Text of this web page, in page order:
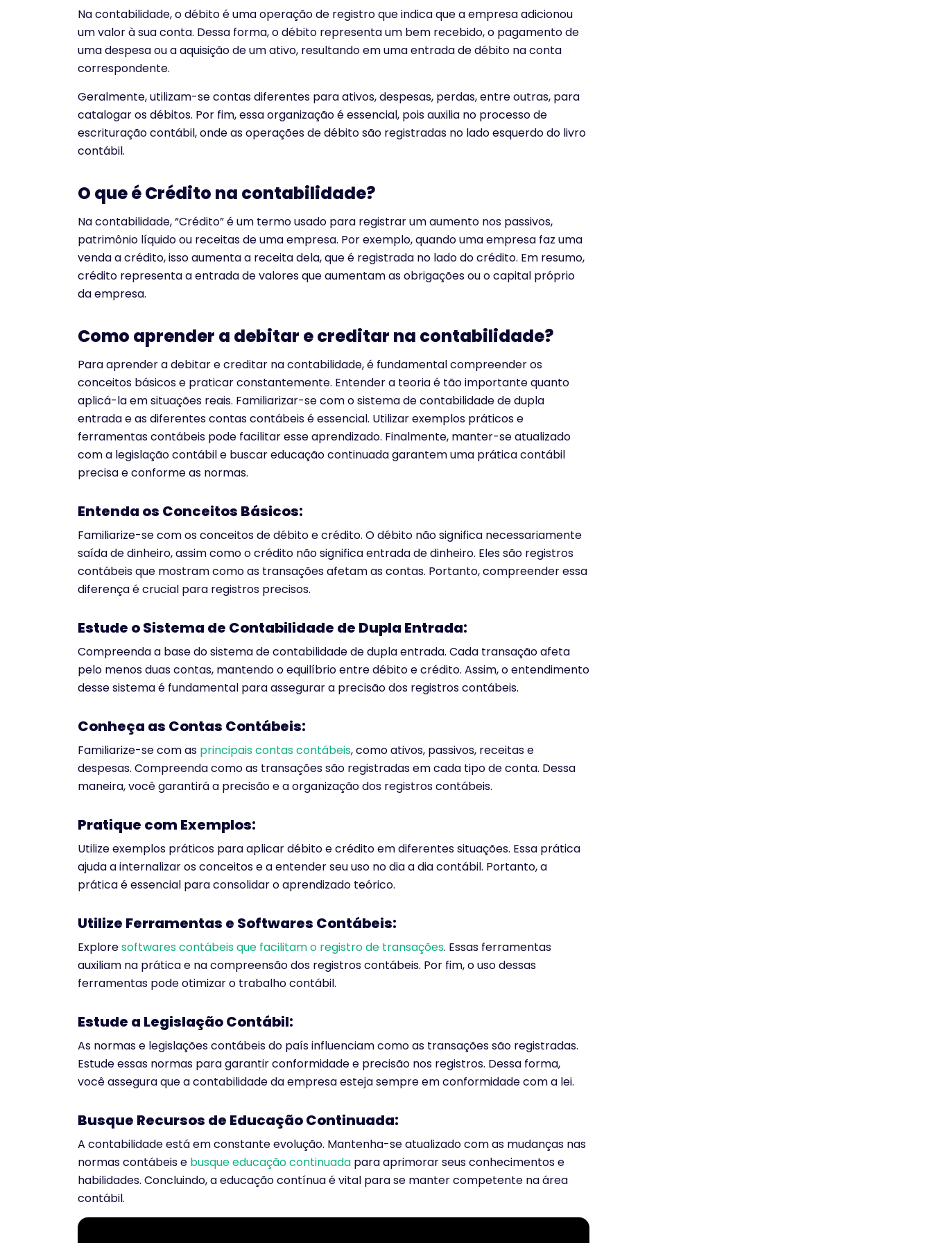
Na contabilidade, o débito é uma operação de registro que indica que a empresa adicionou
um valor à sua conta. Dessa forma, o débito representa um bem recebido, o pagamento de
uma despesa ou a aquisição de um ativo, resultando em uma entrada de débito na conta
correspondente.
Geralmente, utilizam-se contas diferentes para ativos, despesas, perdas, entre outras, para
catalogar os débitos. Por fim, essa organização é essencial, pois auxilia no processo de
escrituração contábil, onde as operações de débito são registradas no lado esquerdo do livro
contábil.
O que é Crédito na contabilidade?
Na contabilidade, “Crédito” é um termo usado para registrar um aumento nos passivos,
patrimônio líquido ou receitas de uma empresa. Por exemplo, quando uma empresa faz uma
venda a crédito, isso aumenta a receita dela, que é registrada no lado do crédito. Em resumo,
crédito representa a entrada de valores que aumentam as obrigações ou o capital próprio
da empresa.
Como aprender a debitar e creditar na contabilidade?
Para aprender a debitar e creditar na contabilidade, é fundamental compreender os
conceitos básicos e praticar constantemente. Entender a teoria é tão importante quanto
aplicá-la em situações reais. Familiarizar-se com o sistema de contabilidade de dupla
entrada e as diferentes contas contábeis é essencial. Utilizar exemplos práticos e
ferramentas contábeis pode facilitar esse aprendizado. Finalmente, manter-se atualizado
com a legislação contábil e buscar educação continuada garantem uma prática contábil
precisa e conforme as normas.
Entenda os Conceitos Básicos:
Familiarize-se com os conceitos de débito e crédito. O débito não significa necessariamente
saída de dinheiro, assim como o crédito não significa entrada de dinheiro. Eles são registros
contábeis que mostram como as transações afetam as contas. Portanto, compreender essa
diferença é crucial para registros precisos.
Estude o Sistema de Contabilidade de Dupla Entrada:
Compreenda a base do sistema de contabilidade de dupla entrada. Cada transação afeta
pelo menos duas contas, mantendo o equilíbrio entre débito e crédito. Assim, o entendimento
desse sistema é fundamental para assegurar a precisão dos registros contábeis.
Conheça as Contas Contábeis:
Familiarize-se com as principais contas contábeis, como ativos, passivos, receitas e
despesas. Compreenda como as transações são registradas em cada tipo de conta. Dessa
maneira, você garantirá a precisão e a organização dos registros contábeis.
Pratique com Exemplos:
Utilize exemplos práticos para aplicar débito e crédito em diferentes situações. Essa prática
ajuda a internalizar os conceitos e a entender seu uso no dia a dia contábil. Portanto, a
prática é essencial para consolidar o aprendizado teórico.
Utilize Ferramentas e Softwares Contábeis:
Exploresoftwares contábeis que facilitam o registro de transações. Essas ferramentas
auxiliam na prática e na compreensão dos registros contábeis. Por fim, o uso dessas
ferramentas pode otimizar o trabalho contábil.
Estude a Legislação Contábil:
As normas e legislações contábeis do país influenciam como as transações são registradas.
Estude essas normas para garantir conformidade e precisão nos registros. Dessa forma,
você assegura que a contabilidade da empresa esteja sempre em conformidade com a lei.
Busque Recursos de Educação Continuada:
A contabilidade está em constante evolução. Mantenha-se atualizado com as mudanças nas
normas contábeis e busque educação continuada para aprimorar seus conhecimentos e
habilidades. Concluindo, a educação contínua é vital para se manter competente na área
contábil.